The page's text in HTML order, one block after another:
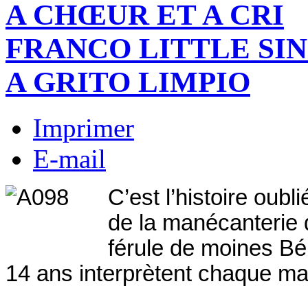
A CHŒUR ET A CRI
FRANCO LITTLE
A GRITO LIMPIO
Imprimer
E-mail
C’est l’histoire
de la manécanterie
férule de moines
14 ans interprètent chaque